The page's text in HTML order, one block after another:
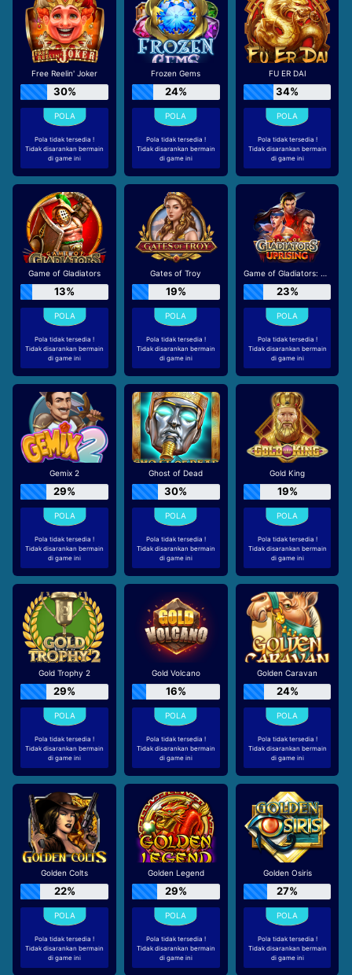
Free Reelin' Joker
30%
Pola tidak tersedia !
Tidak disarankan bermain
di game ini
Frozen Gems
24%
Pola tidak tersedia !
Tidak disarankan bermain
di game ini
FU ER DAI
34%
Pola tidak tersedia !
Tidak disarankan bermain
di game ini
Game of Gladiators
13%
Pola tidak tersedia !
Tidak disarankan bermain
di game ini
Gates of Troy
19%
Pola tidak tersedia !
Tidak disarankan bermain
di game ini
Game of Gladiators: Uprising
23%
Pola tidak tersedia !
Tidak disarankan bermain
di game ini
Gemix 2
29%
Pola tidak tersedia !
Tidak disarankan bermain
di game ini
Ghost of Dead
30%
Pola tidak tersedia !
Tidak disarankan bermain
di game ini
Gold King
19%
Pola tidak tersedia !
Tidak disarankan bermain
di game ini
Gold Trophy 2
29%
Pola tidak tersedia !
Tidak disarankan bermain
di game ini
Gold Volcano
16%
Pola tidak tersedia !
Tidak disarankan bermain
di game ini
Golden Caravan
24%
Pola tidak tersedia !
Tidak disarankan bermain
di game ini
Golden Colts
22%
Pola tidak tersedia !
Tidak disarankan bermain
di game ini
Golden Legend
29%
Pola tidak tersedia !
Tidak disarankan bermain
di game ini
Golden Osiris
27%
Pola tidak tersedia !
Tidak disarankan bermain
di game ini